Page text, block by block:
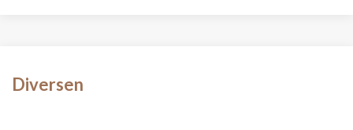
Diversen